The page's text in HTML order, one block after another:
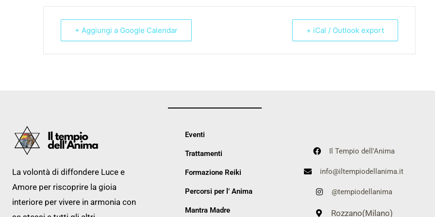
+ Aggiungi a Google Calendar + iCal / Outlook export
La volontà di diffondere Luce e
Amore per riscoprire la gioia
interiore per vivere in armonia con
Eventi
Trattamenti
Formazione Reiki
Percorsi per l’ Anima
Mantra Madre
Il Tempio dell'Anima
info@iltempiodellanima.it
@tempiodellanima
Rozzano(Milano)